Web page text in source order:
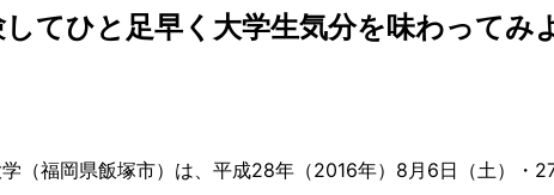
てひと足早く大学生気分を味わってみ
（福岡県飯塚市）は、平成28年（2016年）8月6日（土）・